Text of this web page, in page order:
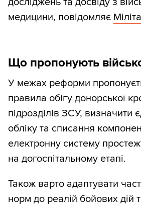
медицини, повідомляє
Що пропонують
У межах реформи
правила обігу донорської
підрозділів ЗСУ, визначити
обліку та списання
електронну систему
на догоспітальному етапі.
Також варто адаптувати
норм до реалій бойових дій